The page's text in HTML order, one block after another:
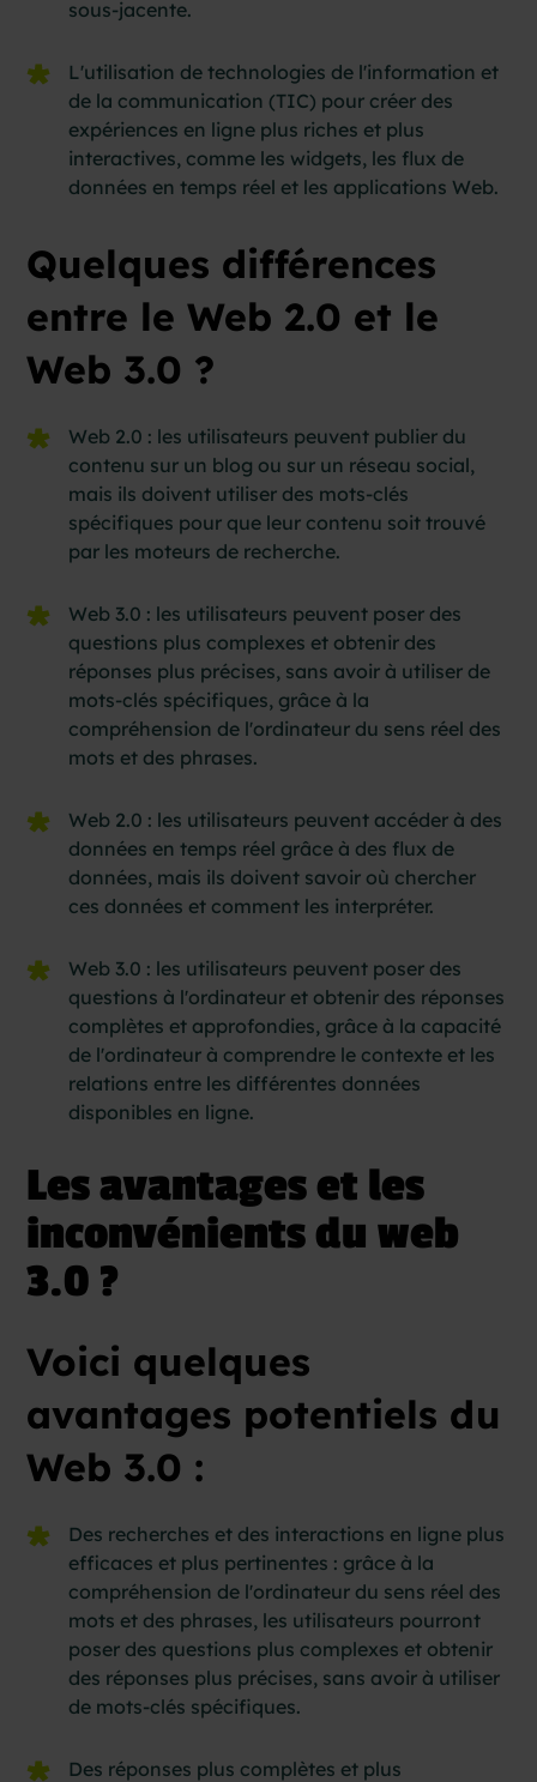
sous-jacente.
L'utilisation de technologies de l'information et
de la communication (TIC) pour créer des
expériences en ligne plus riches et plus
interactives, comme les widgets, les flux de
données en temps réel et les applications Web.
Quelques différences
entre le Web 2.0 et le
Web 3.0 ?
Web 2.0 : les utilisateurs peuvent publier du
contenu sur un blog ou sur un réseau social,
mais ils doivent utiliser des mots-clés
spécifiques pour que leur contenu soit trouvé
par les moteurs de recherche.
Web 3.0 : les utilisateurs peuvent poser des
questions plus complexes et obtenir des
réponses plus précises, sans avoir à utiliser de
mots-clés spécifiques, grâce à la
compréhension de l'ordinateur du sens réel des
mots et des phrases.
Web 2.0 : les utilisateurs peuvent accéder à des
données en temps réel grâce à des flux de
données, mais ils doivent savoir où chercher
ces données et comment les interpréter.
Web 3.0 : les utilisateurs peuvent poser des
questions à l'ordinateur et obtenir des réponses
complètes et approfondies, grâce à la capacité
de l'ordinateur à comprendre le contexte et les
relations entre les différentes données
disponibles en ligne.
Les avantages et les
inconvénients du web
3.0 ?
Voici quelques
avantages potentiels du
Web 3.0 :
Des recherches et des interactions en ligne plus
efficaces et plus pertinentes : grâce à la
compréhension de l'ordinateur du sens réel des
mots et des phrases, les utilisateurs pourront
poser des questions plus complexes et obtenir
des réponses plus précises, sans avoir à utiliser
de mots-clés spécifiques.
Des réponses plus complètes et plus